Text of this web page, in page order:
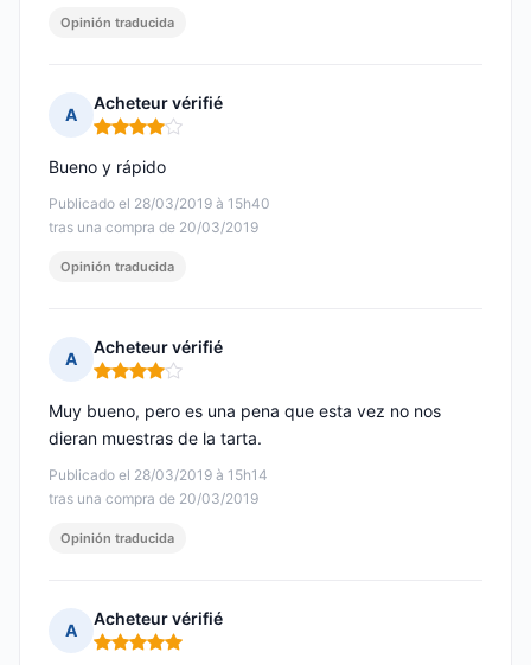
Opinión traducida
A
Acheteur vérifié
Nota: 4 de 5
Publicado el 28/03/2019 à 15h40
tras una compra de 20/03/2019
Bueno y rápido
Opinión traducida
A
Acheteur vérifié
Nota: 4 de 5
Publicado el 28/03/2019 à 15h14
tras una compra de 20/03/2019
Muy bueno, pero es una pena que esta vez no nos
dieran muestras de la tarta.
Opinión traducida
A
Acheteur vérifié
Nota: 5 de 5